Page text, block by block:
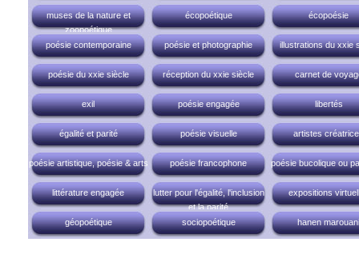
muses de la nature et
zoopoétique
écopoétique écopoésie
poésie contemporaine poésie et photographie illustrations du xxie
poésie du xxie siècle réception du xxie siècle carnet de
exil poésie engagée libertés
égalité et parité poésie visuelle artistes
poésie artistique, poésie & arts poésie francophone poésie bucolique ou
littérature engagée
lutter pour l'égalité, l'inclusion
et la parité
expositions
géopoétique sociopoétique hanen marouani